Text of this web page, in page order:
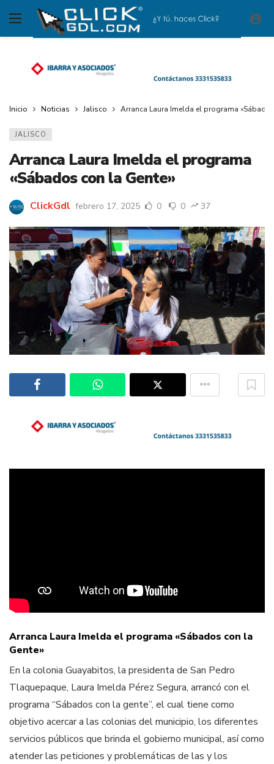
Inicio Noticias Jalisco Arranca Laura Imelda el programa
JALISCO
Arranca Laura Imelda el programa
«Sábados con la Gente»
ClickGdl febrero 17, 2025 0 0 37
Arranca Laura Imelda el programa «Sábados con la
Gente»
En la colonia Guayabitos, la presidenta de San Pedro
Tlaquepaque, Laura Imelda Pérez Segura, arrancó con el
programa “Sábados con la gente”, el cual tiene como
objetivo acercar a las colonias del municipio, los diferentes
servicios públicos que brinda el gobierno municipal, así como
atender las peticiones y problemáticas de las y los